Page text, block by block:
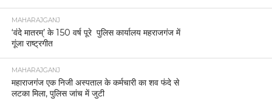
MAHARAJGANJ
‘वंदे मातरम्’ के 150 वर्ष पूरे पुलिस कार्यालय महराजगंज में
गूंजा राष्ट्रगीत
MAHARAJGANJ
महाराजगंज एक निजी अस्पताल के कर्मचारी का शव फंदे से
लटका मिला, पुलिस जांच में जुटी